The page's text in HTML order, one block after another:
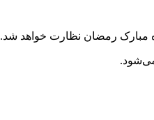
مبارک رمضان نظارت خواهد شد.